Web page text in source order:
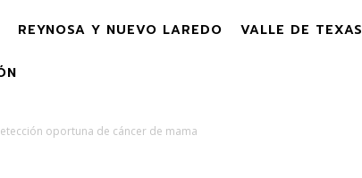
REYNOSA Y NUEVO LAREDO VALLE DE TEXAS
oportuna de cáncer de mama